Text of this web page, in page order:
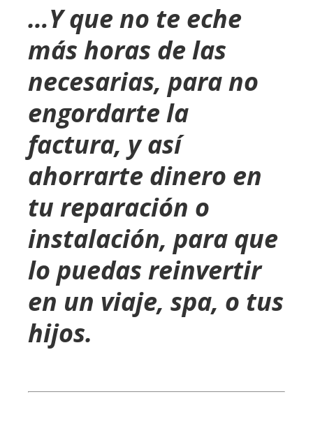
…Y que no te eche
más horas de las
necesarias, para no
engordarte la
factura, y así
ahorrarte dinero en
tu reparación o
instalación, para que
lo puedas reinvertir
en un viaje, spa, o tus
hijos.